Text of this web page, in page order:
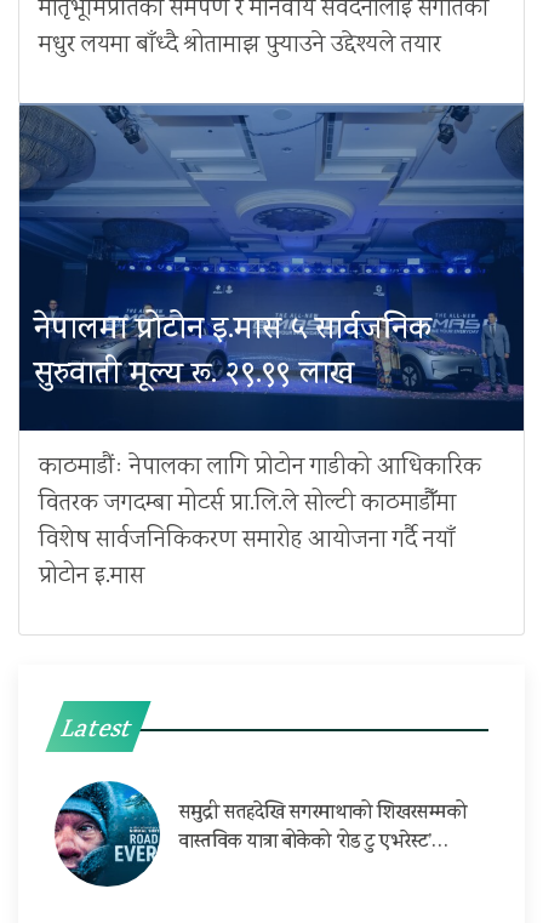
मातृभूमिप्रतिको समर्पण र मानवीय संवेदनालाई संगीतको
मधुर लयमा बाँध्दै श्रोतामाझ पुर्‍याउने उद्देश्यले तयार
नेपालमा प्रोटोन इ.मास ५ सार्वजनिक
सुरुवाती मूल्य रू. २९.९९ लाख
काठमाडौंः नेपालका लागि प्रोटोन गाडीको आधिकारिक
वितरक जगदम्बा मोटर्स प्रा.लि.ले सोल्टी काठमाडौँमा
विशेष सार्वजनिकिकरण समारोह आयोजना गर्दै नयाँ
प्रोटोन इ.मास
Latest
समुद्री सतहदेखि सगरमाथाको शिखरसम्मको
वास्तविक यात्रा बोकेको ‘रोड टु एभरेस्ट’…